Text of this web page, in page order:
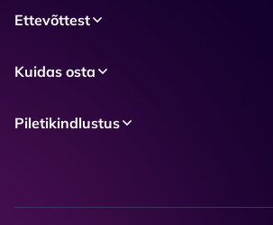
Ettevõttest
Kuidas osta
Piletikindlustus